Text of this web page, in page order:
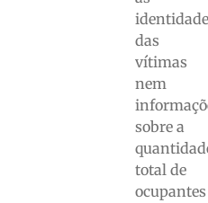
das
vítimas
nem
sobre a
total de
ocupantes